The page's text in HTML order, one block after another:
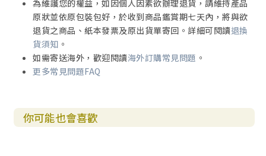
為維護您的權益，如因個人因素欲辦理退貨，請維持產品
原狀並依原包裝包好，於收到商品鑑賞期七天內，將與欲
退貨之商品、紙本發票及原出貨單寄回。詳細可閱讀退換
貨須知 。
如需寄送海外，歡迎閱讀海外訂購常見問題 。
更多常見問題FAQ
你可能也會喜歡